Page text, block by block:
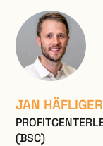
JAN HÄFLIGER
(BSC)